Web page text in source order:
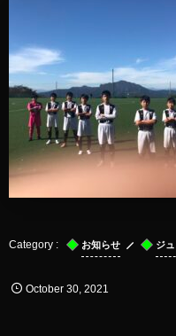
お知らせ ジ
October 30 ,2021